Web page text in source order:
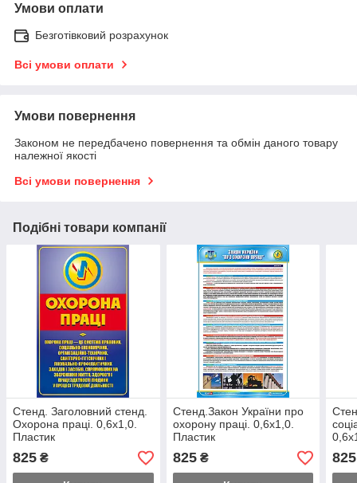
Умови оплати
Безготівковий розрахунок
Всі умови оплати
Умови повернення
Законом не передбачено повернення та обмін даного товару
належної якості
Всі умови повернення
Подібні товари компанії
Стенд. Заголовний стенд.
Охорона праці. 0,6х1,0.
Пластик
825 ₴
Стенд.Закон України про
охорону праці. 0,6х1,0.
Пластик
825₴ 825